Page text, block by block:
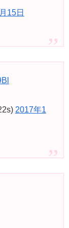
15日
2017年1